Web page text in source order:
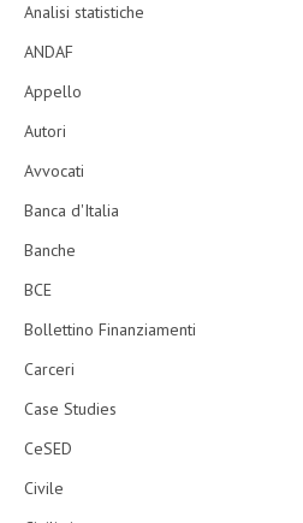
Analisi statistiche
ANDAF
Appello
Autori
Avvocati
Banca d'Italia
Banche
BCE
Bollettino Finanziamenti
Carceri
Case Studies
CeSED
Civile